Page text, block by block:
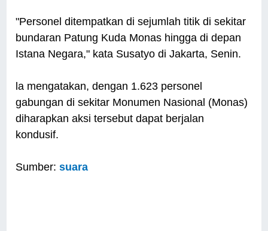
"Personel ditempatkan di sejumlah titik di sekitar
bundaran Patung Kuda Monas hingga di depan
Istana Negara," kata Susatyo di Jakarta, Senin.
la mengatakan, dengan 1.623 personel
gabungan di sekitar Monumen Nasional (Monas)
diharapkan aksi tersebut dapat berjalan
kondusif.
Sumber:suara